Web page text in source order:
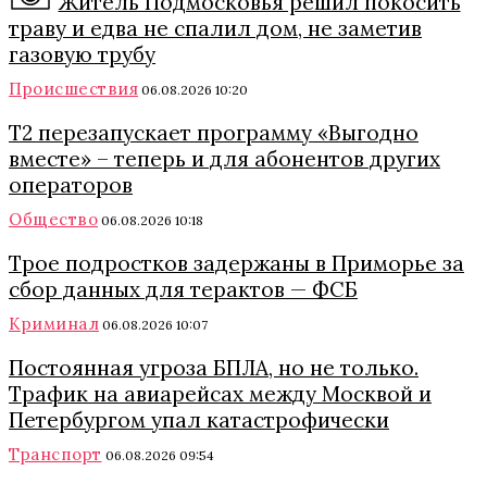
траву и едва не спалил дом, не заметив
газовую трубу
Происшествия 06.08.2026 10:20
Т2 перезапускает программу «Выгодно
вместе» – теперь и для абонентов других
операторов
Общество 06.08.2026 10:18
Трое подростков задержаны в Приморье за
сбор данных для терактов — ФСБ
Криминал 06.08.2026 10:07
Постоянная угроза БПЛА, но не только.
Трафик на авиарейсах между Москвой и
Петербургом упал катастрофически
Транспорт 06.08.2026 09:54